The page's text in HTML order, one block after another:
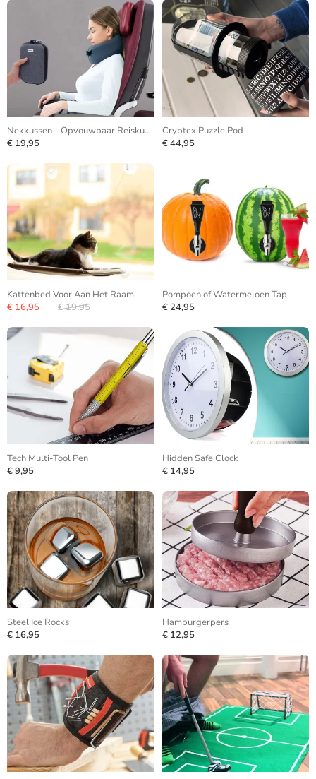
Nekkussen - Opvouwbaar Reiskussen
€ 19,95
Cryptex Puzzle Pod
€ 44,95
Kattenbed Voor Aan Het Raam
€ 16,95
€ 19,95
Pompoen of Watermeloen Tap
€ 24,95
Tech Multi-Tool Pen
€ 9,95
Hidden Safe Clock
€ 14,95
Steel Ice Rocks
€ 16,95
Hamburgerpers
€ 12,95